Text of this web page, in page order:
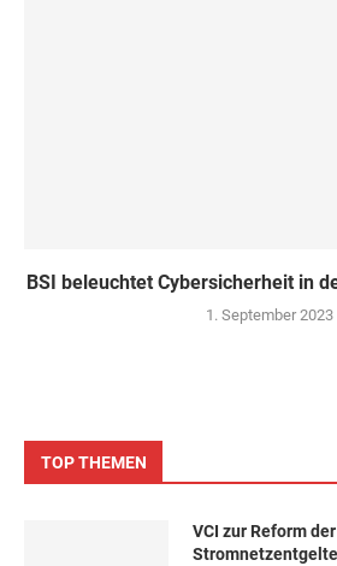
BSI beleuchtet Cybersicherheit in
1. September 2023
TOP THEMEN
VCI zur Reform